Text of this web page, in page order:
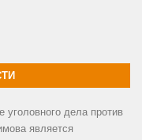
уголовного дела против
является